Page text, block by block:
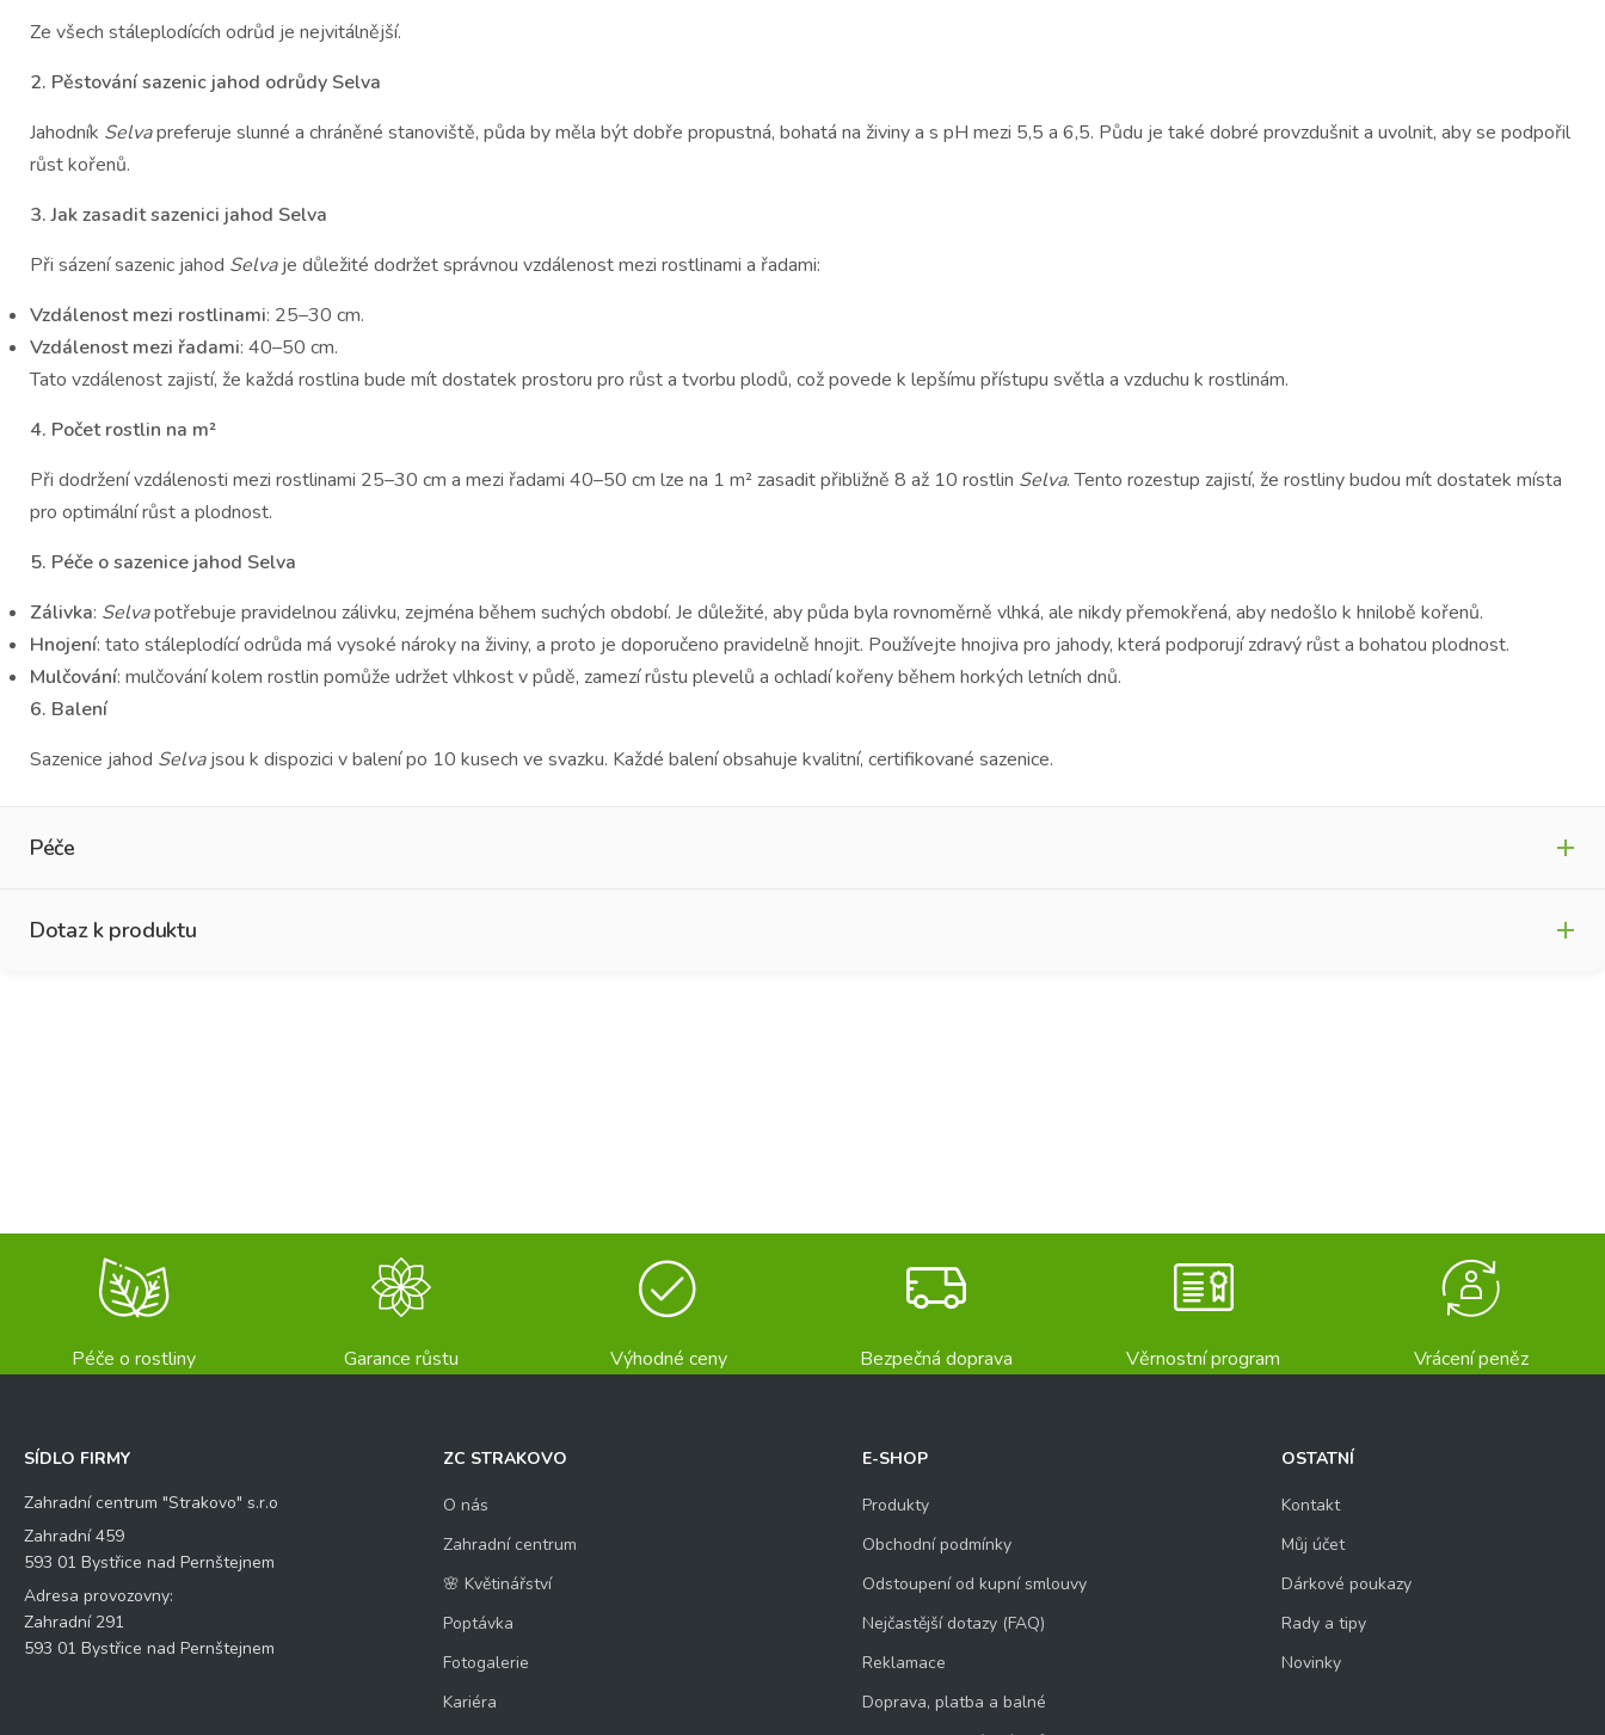
Ze všech stáleplodících odrůd je nejvitálnější.
2. Pěstování sazenic jahod odrůdy Selva
Jahodník Selvapreferuje slunné a chráněné stanoviště, půda by měla být dobře propustná, bohatá na živiny a s pH mezi 5,5 a 6,5. Půdu je také dobré provzdušnit a uvolnit, aby se podpořil
růst kořenů.
3. Jak zasadit sazenici jahod Selva
Při sázení sazenic jahod Selvaje důležité dodržet správnou vzdálenost mezi rostlinami a řadami:
Vzdálenost mezi rostlinami: 25–30 cm.
Vzdálenost mezi řadami: 40–50 cm.
Tato vzdálenost zajistí, že každá rostlina bude mít dostatek prostoru pro růst a tvorbu plodů, což povede k lepšímu přístupu světla a vzduchu k rostlinám.
4. Počet rostlin na m²
Při dodržení vzdálenosti mezi rostlinami 25–30 cm a mezi řadami 40–50 cm lze na 1 m² zasadit přibližně 8 až 10 rostlin Selva. Tento rozestup zajistí, že rostliny budou mít dostatek místa
pro optimální růst a plodnost.
5. Péče o sazenice jahod Selva
Zálivka: Selvapotřebuje pravidelnou zálivku, zejména během suchých období. Je důležité, aby půda byla rovnoměrně vlhká, ale nikdy přemokřená, aby nedošlo k hnilobě kořenů.
Hnojení: tato stáleplodící odrůda má vysoké nároky na živiny, a proto je doporučeno pravidelně hnojit. Používejte hnojiva pro jahody, která podporují zdravý růst a bohatou plodnost.
Mulčování: mulčování kolem rostlin pomůže udržet vlhkost v půdě, zamezí růstu plevelů a ochladí kořeny během horkých letních dnů.
6. Balení
Sazenice jahod Selvajsou k dispozici v balení po 10 kusech ve svazku. Každé balení obsahuje kvalitní, certifikované sazenice.
Péče
Návod na pěstování
Dotaz k produktu
t
l
n
í
E
-
m
a
i
l
Váš dotaz*
Kontrolní otázka
5
*
Péče o rostliny Garance růstu Výhodné ceny Bezpečná doprava Věrnostní program Vrácení peněz
SÍDLO FIRMY
Zahradní centrum "Strakovo" s.r.o
Zahradní 459
593 01 Bystřice nad Pernštejnem
Adresa provozovny:
Zahradní 291
593 01 Bystřice nad Pernštejnem
ZC STRAKOVO
O nás
Zahradní centrum
🌸 Květinářství
Poptávka
Fotogalerie
Kariéra
E-SHOP
Produkty
Obchodní podmínky
Odstoupení od kupní smlouvy
Nejčastější dotazy (FAQ)
Reklamace
Doprava, platba a balné
OSTATNÍ
Kontakt
Můj účet
Dárkové poukazy
Rady a tipy
Novinky